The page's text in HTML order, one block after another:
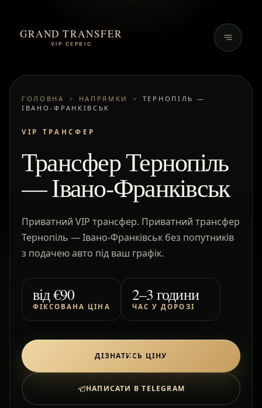
GRAND TRANSFER
VIP СЕРВІС
ГОЛОВНА > НАПРЯМКИ >
ТЕРНОПІЛЬ —
ІВАНО-ФРАНКІВСЬК
VIP ТРАНСФЕР
Трансфер Тернопіль
— Івано-Франківськ
Приватний VIP трансфер. Приватний трансфер
Тернопіль — Івано-Франківськ без попутників
з подачею авто під ваш графік.
від€90
ФІКСОВАНА ЦІНА
2–3 години
ЧАС У ДОРОЗІ
ДІЗНАТИСЬ ЦІНУ
НАПИСАТИ В TELEGRAM